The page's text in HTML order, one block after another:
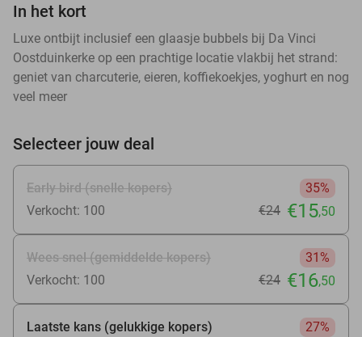
In het kort
Luxe ontbijt inclusief een glaasje bubbels bij Da Vinci
Oostduinkerke op een prachtige locatie vlakbij het strand:
geniet van charcuterie, eieren, koffiekoekjes, yoghurt en nog
veel meer
Selecteer jouw deal
Early bird (snelle kopers)
35%
Verkocht: 100
€24 €15,50
Wees snel (gemiddelde kopers)
31%
Verkocht: 100
€24 €16,50
Laatste kans (gelukkige kopers)
27%